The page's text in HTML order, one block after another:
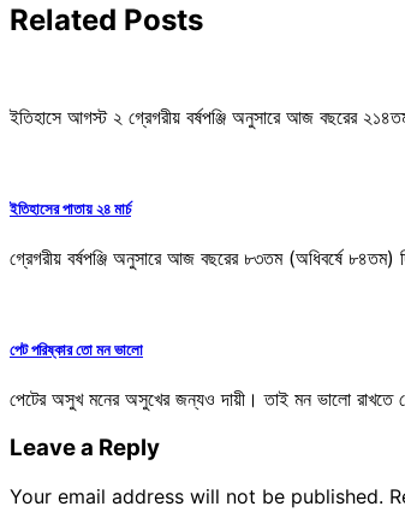
Related Posts
ইতিহাসে আগস্ট ২ গ্রেগরীয় বর্ষপঞ্জি অনুসারে আজ বছরের
ইতিহাসের পাতায় ২৪ মার্চ
গ্রেগরীয় বর্ষপঞ্জি অনুসারে আজ বছরের ৮৩তম (অধিবর্ষে
পেট পরিষ্কার তো মন ভালো
পেটের অসুখ মনের অসুখের জন্যও দায়ী। তাই মন ভালো রাখতে
Leave a Reply
Your email address will not be published.